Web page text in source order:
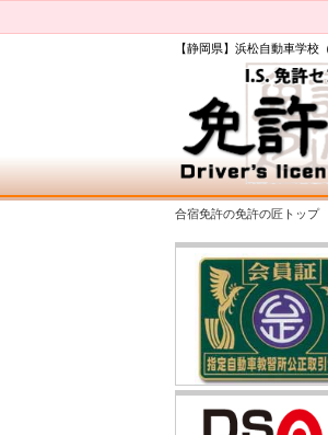
【静岡県】浜松自動車学校
合宿免許の免許の匠トップ